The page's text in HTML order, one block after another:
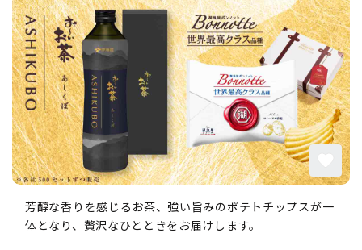
芳醇な香りを感じるお茶、強い旨みのポテトチップスが一
体となり、贅沢なひとときをお届けします。